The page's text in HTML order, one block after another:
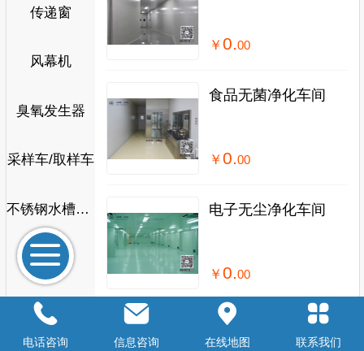
传递窗
风幕机
臭氧发生器
采样车/取样车
不锈钢水槽及周边产品
层流罩
FFU产品
￥ 0.00
食品无菌净化车间
￥ 0.00
电子无尘净化车间
￥ 0.00
医疗器械洁净车间
电话咨询 信息咨询 在线地图 联系我们